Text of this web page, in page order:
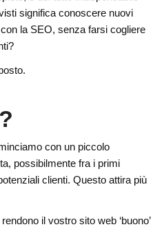
significa conoscere nuovi
la SEO, senza farsi cogliere
con un piccolo
possibilmente fra i primi
clienti. Questo attira più
il vostro sito web ‘buono’